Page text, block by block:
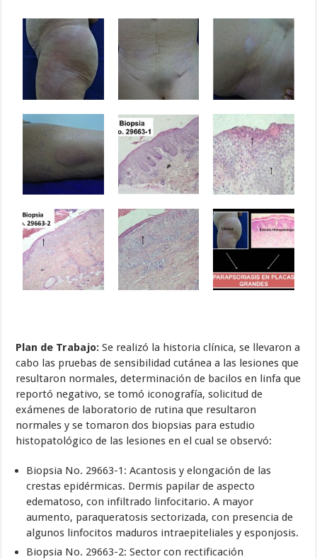
Plan de Trabajo: Se realizó la historia clínica, se llevaron a
cabo las pruebas de sensibilidad cutánea a las lesiones que
resultaron normales, determinación de bacilos en linfa que
reportó negativo, se tomó iconografía, solicitud de
exámenes de laboratorio de rutina que resultaron
normales y se tomaron dos biopsias para estudio
histopatológico de las lesiones en el cual se observó:
Biopsia No. 29663-1: Acantosis y elongación de las
crestas epidérmicas. Dermis papilar de aspecto
edematoso, con infiltrado linfocitario. A mayor
aumento, paraqueratosis sectorizada, con presencia de
algunos linfocitos maduros intraepiteliales y esponjosis.
Biopsia No. 29663-2: Sector con rectificación